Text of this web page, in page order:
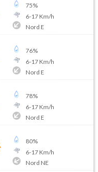
75%
6-17Km/h
Nord E
76%
6-17Km/h
Nord E
78%
6-17Km/h
Nord E
80%
6-17Km/h
Nord NE